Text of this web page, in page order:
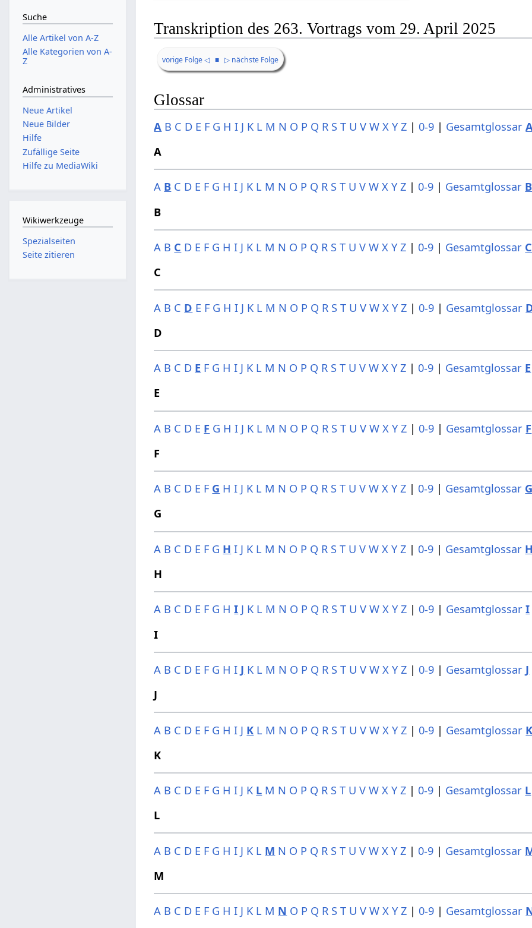
Transkription des 263. Vortrags vom 29. April 2025
vorige Folge ◁ ■ ▷ nächste Folge
Glossar
A B C D E F G H I J K L M N O P Q R S T U V W X Y Z | 0-9 | Gesamtglossar
A
A B C D E F G H I J K L M N O P Q R S T U V W X Y Z | 0-9 | Gesamtglossar B
B
A B C D E F G H I J K L M N O P Q R S T U V W X Y Z | 0-9 | Gesamtglossar C
C
A B C D E F G H I J K L M N O P Q R S T U V W X Y Z | 0-9 | Gesamtglossar
D
A B C D E F G H I J K L M N O P Q R S T U V W X Y Z | 0-9 | Gesamtglossar E
E
A B C D E F G H I J K L M N O P Q R S T U V W X Y Z | 0-9 | Gesamtglossar F
F
A B C D E F G H I J K L M N O P Q R S T U V W X Y Z | 0-9 | Gesamtglossar
G
A B C D E F G H I J K L M N O P Q R S T U V W X Y Z | 0-9 | Gesamtglossar
H
A B C D E F G H I J K L M N O P Q R S T U V W X Y Z | 0-9 | GesamtglossarI
I
A B C D E F G H I J K L M N O P Q R S T U V W X Y Z | 0-9 | Gesamtglossar J
J
A B C D E F G H I J K L M N O P Q R S T U V W X Y Z | 0-9 | Gesamtglossar
K
A B C D E F G H I J K L M N O P Q R S T U V W X Y Z | 0-9 | Gesamtglossar L
L
A B C D E F G H I J K L M N O P Q R S T U V W X Y Z | 0-9 | Gesamtglossar
M
A B C D E F G H I J K L M N O P Q R S T U V W X Y Z | 0-9 | Gesamtglossar
Suche
Alle Artikel von A-Z
Alle Kategorien von A-
Z
Administratives
Neue Artikel
Neue Bilder
Hilfe
Zufällige Seite
Hilfe zu MediaWiki
Wikiwerkzeuge
Spezialseiten
Seite zitieren